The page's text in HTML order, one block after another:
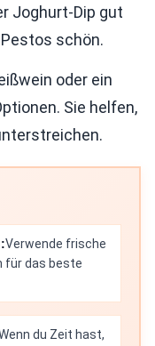
Joghurt-Dip gut
schön.
oder ein
Sie helfen,
Verwende frische
für das beste
du Zeit hast,